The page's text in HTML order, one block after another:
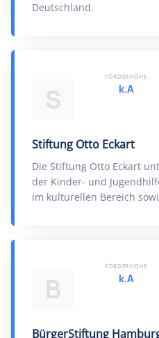
Deutschland.
S
Stiftung Otto Eckart
Die Stiftung Otto Eckart
der Kinder- und
im kulturellen Bereich
FÖRDERHÖHE
k.A
B
BürgerStiftung
FÖRDERHÖHE
k.A